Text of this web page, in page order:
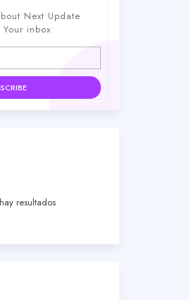
Next Update
inbox
resultados